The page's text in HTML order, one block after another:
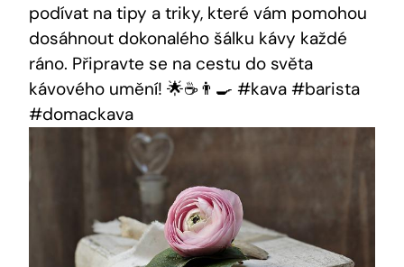
podívat na tipy a triky, které vám pomohou
dosáhnout dokonalého šálku kávy každé
ráno. Připravte se na cestu do světa
kávového umění! 🌟☕️👨‍🍳 #kava #barista
#domackava